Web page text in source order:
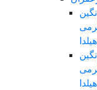
هیلدا
هیلدا